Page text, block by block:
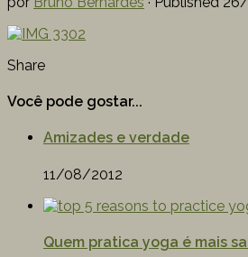
Share
Você pode gostar...
Amizades e verdade
11/08/2012
Quem pratica yoga é mais